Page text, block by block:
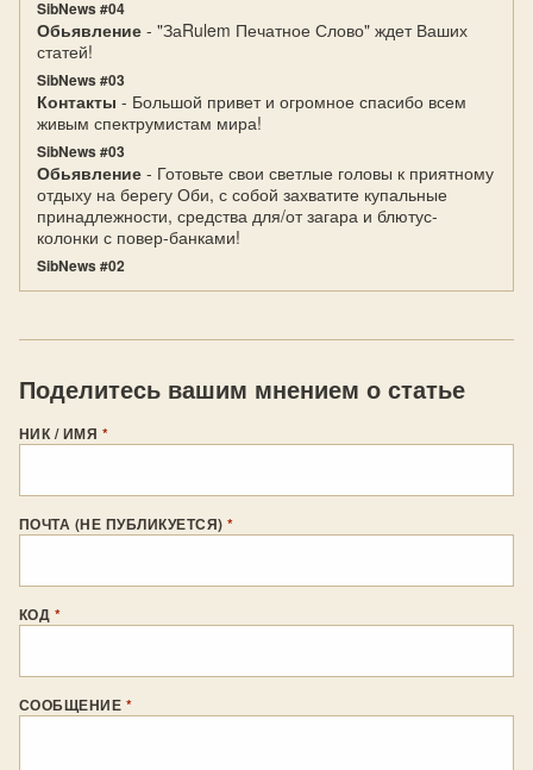
SibNews #04
Обьявление - "ЗаRulem Печатное Слово" ждет Ваших
статей!
SibNews #03
Контакты - Большой привет и огромное спасибо всем
живым спектрумистам мира!
SibNews #03
Обьявление - Готовьте свои светлые головы к приятному
отдыху на берегу Оби, с собой захватите купальные
принадлежности, средства для/от загара и блютус-
колонки с повер-банками!
SibNews #02
Поделитесь вашим мнением о статье
НИК / ИМЯ *
ПОЧТА (НЕ ПУБЛИКУЕТСЯ)*
КОД *
СООБЩЕНИЕ *